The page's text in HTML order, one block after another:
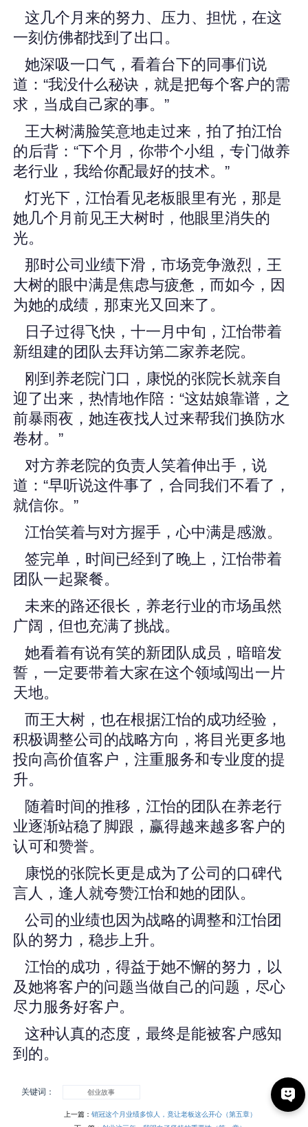
这几个月来的努力、压力、担忧，在这
一刻仿佛都找到了出口。
她深吸一口气，看着台下的同事们说
道：“我没什么秘诀，就是把每个客户的需
求，当成自己家的事。”
王大树满脸笑意地走过来，拍了拍江怡
的后背：“下个月，你带个小组，专门做养
老行业，我给你配最好的技术。”
灯光下，江怡看见老板眼里有光，那是
她几个月前见王大树时，他眼里消失的
光。
那时公司业绩下滑，市场竞争激烈，王
大树的眼中满是焦虑与疲惫，而如今，因
为她的成绩，那束光又回来了。
日子过得飞快，十一月中旬，江怡带着
新组建的团队去拜访第二家养老院。
刚到养老院门口，康悦的张院长就亲自
迎了出来，热情地作陪：“这姑娘靠谱，之
前暴雨夜，她连夜找人过来帮我们换防水
卷材。”
对方养老院的负责人笑着伸出手，说
道：“早听说这件事了，合同我们不看了，
就信你。”
江怡笑着与对方握手，心中满是感激。
签完单，时间已经到了晚上，江怡带着
团队一起聚餐。
未来的路还很长，养老行业的市场虽然
广阔，但也充满了挑战。
她看着有说有笑的新团队成员，暗暗发
誓，一定要带着大家在这个领域闯出一片
天地。
而王大树，也在根据江怡的成功经验，
积极调整公司的战略方向，将目光更多地
投向高价值客户，注重服务和专业度的提
升。
随着时间的推移，江怡的团队在养老行
业逐渐站稳了脚跟，赢得越来越多客户的
认可和赞誉。
康悦的张院长更是成为了公司的口碑代
言人，逢人就夸赞江怡和她的团队。
公司的业绩也因为战略的调整和江怡团
队的努力，稳步上升。
江怡的成功，得益于她不懈的努力，以
及她将客户的问题当做自己的问题，尽心
尽力服务好客户。
这种认真的态度，最终是能被客户感知
到的。
关键词： 创业故事
上一篇： 销冠这个月业绩多惊人，竟让老板这么开心（第五章）